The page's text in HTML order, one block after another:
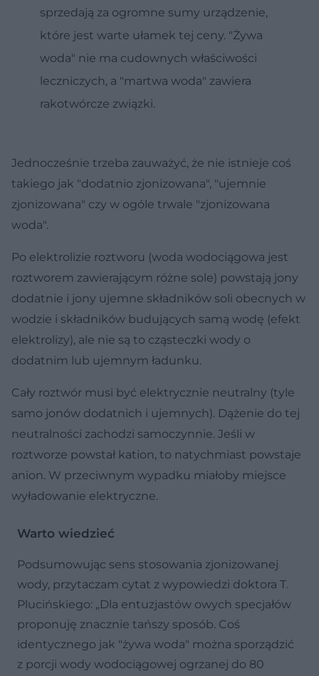
sprzedają za ogromne sumy urządzenie,
które jest warte ułamek tej ceny. "Żywa
woda" nie ma cudownych właściwości
leczniczych, a "martwa woda" zawiera
rakotwórcze związki.
Jednocześnie trzeba zauważyć, że nie istnieje coś
takiego jak "dodatnio zjonizowana", "ujemnie
zjonizowana" czy w ogóle trwale "zjonizowana
woda".
Po elektrolizie roztworu (woda wodociągowa jest
roztworem zawierającym różne sole) powstają jony
dodatnie i jony ujemne składników soli obecnych w
wodzie i składników budujących samą wodę (efekt
elektrolizy), ale nie są to cząsteczki wody o
dodatnim lub ujemnym ładunku.
Cały roztwór musi być elektrycznie neutralny (tyle
samo jonów dodatnich i ujemnych). Dążenie do tej
neutralności zachodzi samoczynnie. Jeśli w
roztworze powstał kation, to natychmiast powstaje
anion. W przeciwnym wypadku miałoby miejsce
wyładowanie elektryczne.
Warto wiedzieć
Podsumowując sens stosowania zjonizowanej
wody, przytaczam cytat z wypowiedzi doktora T.
Plucińskiego: „Dla entuzjastów owych specjałów
proponuję znacznie tańszy sposób. Coś
identycznego jak "żywa woda" można sporządzić
z porcji wody wodociągowej ogrzanej do 80